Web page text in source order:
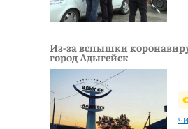
Из-за вспышки
город Адыгейск